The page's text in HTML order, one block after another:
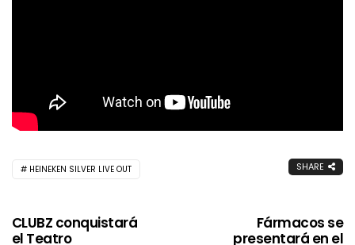
HEINEKEN SILVER LIVE OUT SHARE
CLUBZ conquistará
el Teatro
Fármacos se
presentará en el